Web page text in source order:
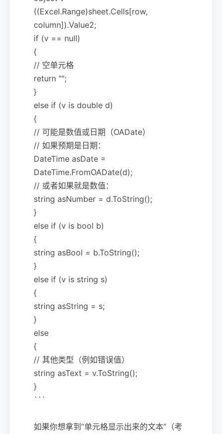
((Excel.Range)sheet.Cells[row,
column]).Value2;
if (v == null)
{
// 空单元格
return "";
}
else if (v is double d)
{
// 可能是数值或日期（OADate）
// 如果预期是日期：
DateTime asDate =
DateTime.FromOADate(d);
// 或者如果就是数值：
string asNumber = d.ToString();
}
else if (v is bool b)
{
string asBool = b.ToString();
}
else if (v is string s)
{
string asString = s;
}
else
{
// 其他类型（例如错误值）
string asText = v.ToString();
}
```
如果你想拿到“单元格显示出来的文本”（考